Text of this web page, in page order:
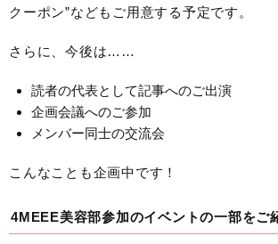
クーポン”などもご用意する予定です。
さらに、今後は……
読者の代表として記事へのご出演
企画会議へのご参加
メンバー同士の交流会
こんなことも企画中です！
4MEEE美容部参加のイベントの一部をご